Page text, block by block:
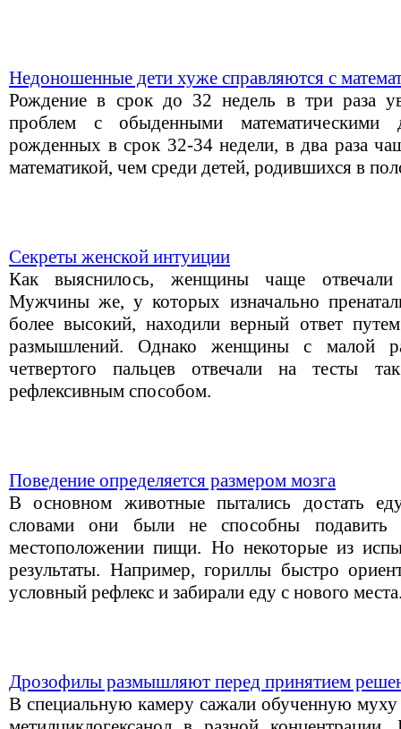
Недоношенные дети хуже справляются с
Рождение в срок до 32 недель в три раза
проблем с обыденными математическими
рожденных в срок 32-34 недели, в два раза
математикой, чем среди детей, родившихся в
Секреты женской интуиции
Как выяснилось, женщины чаще
Мужчины же, у которых изначально
более высокий, находили верный ответ
размышлений. Однако женщины с малой
четвертого пальцев отвечали на
рефлексивным способом.
Поведение определяется размером мозга
В основном животные пытались достать
словами они были не способны
местоположении пищи. Но некоторые из
результаты. Например, гориллы быстро
условный рефлекс и забирали еду с нового
Дрозофилы размышляют перед принятием
В специальную камеру сажали обученную муху